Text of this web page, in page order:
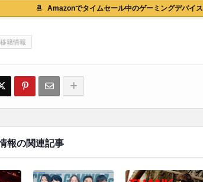
Amazonでタイムセール中のゲーミングデバイス
籍情報
報の関連記事